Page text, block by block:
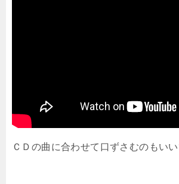
ＣＤの曲に合わせて口ずさむのもいい